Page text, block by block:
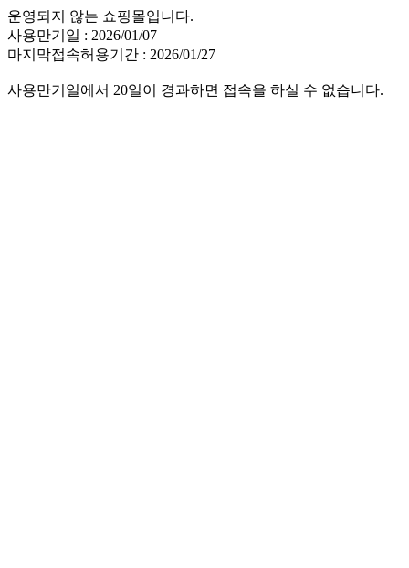
운영되지 않는 쇼핑몰입니다.
사용만기일 : 2026/01/07
마지막접속허용기간 : 2026/01/27
사용만기일에서 20일이 경과하면 접속을 하실 수 없습니다.